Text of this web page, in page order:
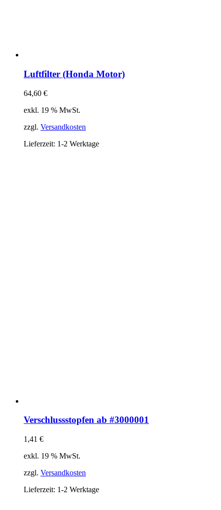
Luftfilter (Honda Motor)
64,60 €
exkl. 19 % MwSt.
zzgl. Versandkosten
Lieferzeit: 1-2 Werktage
Verschlussstopfen ab #3000001
1,41 €
exkl. 19 % MwSt.
zzgl. Versandkosten
Lieferzeit: 1-2 Werktage